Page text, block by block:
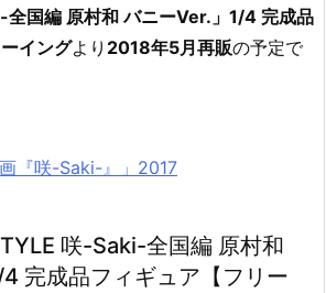
国編 原村和 バニーVer.」1/4 完成品
イングより 2018年5月再販の予定で
『咲-Saki-』」2017
咲-Saki-全国編 原村和
完成品フィギュア【フリー